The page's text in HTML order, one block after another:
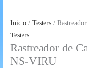
Inicio /Testers /
Testers
Rastreador de
NS-VIRU